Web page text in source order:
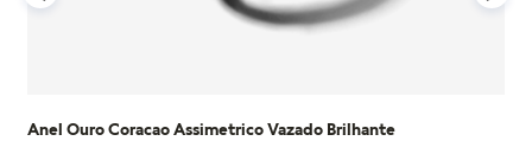
Anel Ouro Coracao Assimetrico Vazado Brilhante